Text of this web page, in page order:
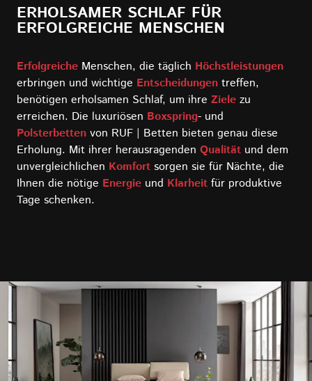
ERHOLSAMER SCHLAF FÜR
ERFOLGREICHE MENSCHEN
Erfolgreiche Menschen, die täglich Höchstleistungen
erbringen und wichtige Entscheidungen treffen,
benötigen erholsamen Schlaf, um ihre Ziele zu
erreichen. Die luxuriösen Boxspring- und
Polsterbetten von RUF | Betten bieten genau diese
Erholung. Mit ihrer herausragenden Qualität und dem
unvergleichlichen Komfort sorgen sie für Nächte, die
Ihnen die nötige Energie und Klarheit für produktive
Tage schenken.